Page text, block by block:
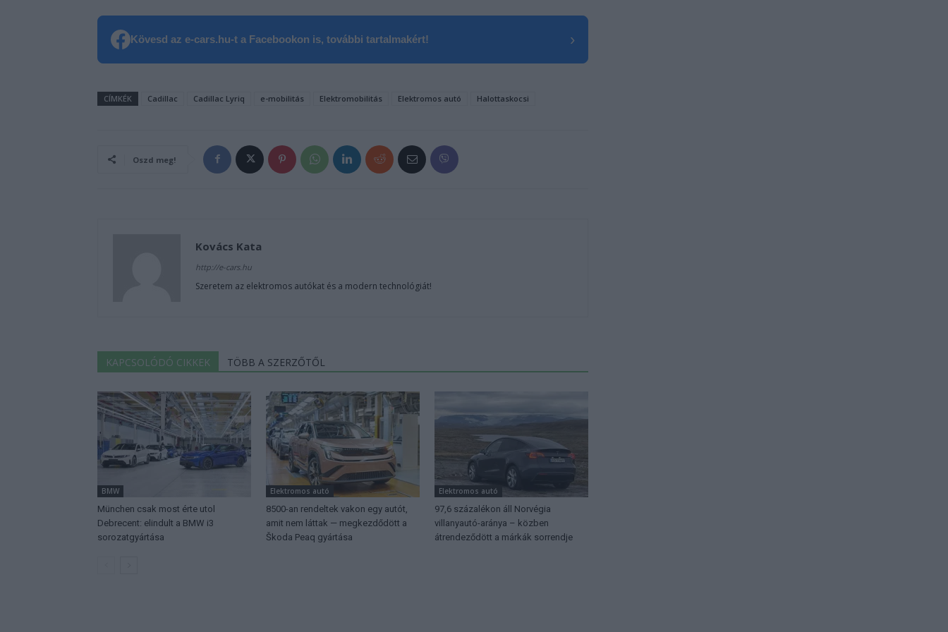
Kövesd az e-cars.hu-t a Facebookon is, további tartalmakért! ›
CÍMKÉK Cadillac Cadillac Lyriq e-mobilitás Elektromobilitás Elektromos autó Halottaskocsi
Oszd meg!
Kovács Kata
http://e-cars.hu
Szeretem az elektromos autókat és a modern technológiát!
KAPCSOLÓDÓ CIKKEK TÖBB A SZERZŐTŐL
BMW
München csak most érte utol
Debrecent: elindult a BMW i3
sorozatgyártása
Elektromos autó
8500-an rendeltek vakon egy autót,
amit nem láttak — megkezdődött a
Škoda Peaq gyártása
Elektromos autó
97,6 százalékon áll Norvégia
villanyautó-aránya – közben
átrendeződött a márkák sorrendje